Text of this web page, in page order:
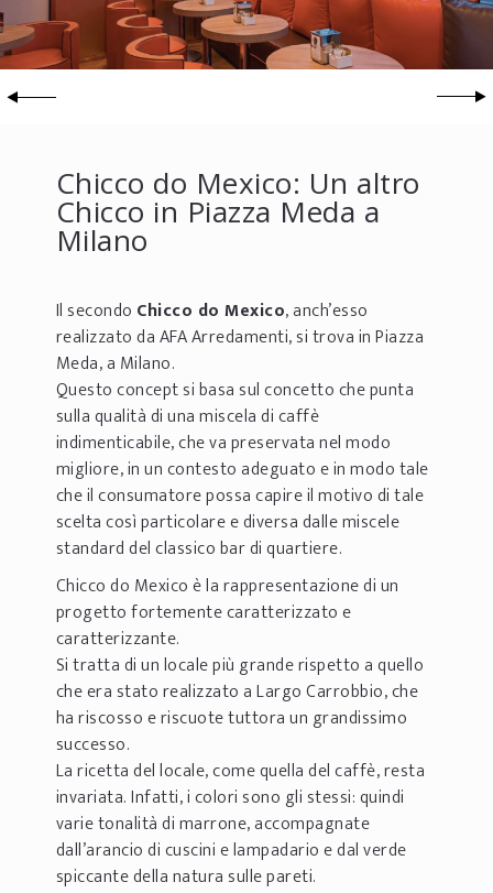
Chicco do Mexico: Un altro
Chicco in Piazza Meda a
Milano
Il secondo Chicco do Mexico, anch’esso
realizzato da AFA Arredamenti, si trova in Piazza
Meda, a Milano.
Questo concept si basa sul concetto che punta
sulla qualità di una miscela di caffè
indimenticabile, che va preservata nel modo
migliore, in un contesto adeguato e in modo tale
che il consumatore possa capire il motivo di tale
scelta così particolare e diversa dalle miscele
standard del classico bar di quartiere.
Chicco do Mexico è la rappresentazione di un
progetto fortemente caratterizzato e
caratterizzante.
Si tratta di un locale più grande rispetto a quello
che era stato realizzato a Largo Carrobbio, che
ha riscosso e riscuote tuttora un grandissimo
successo.
La ricetta del locale, come quella del caffè, resta
invariata. Infatti, i colori sono gli stessi: quindi
varie tonalità di marrone, accompagnate
dall’arancio di cuscini e lampadario e dal verde
spiccante della natura sulle pareti.